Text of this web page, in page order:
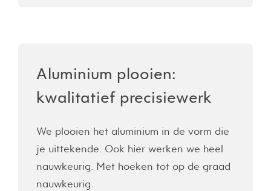
Aluminium plooien:
kwalitatief precisiewerk
We plooien het aluminium in de vorm die
je uittekende. Ook hier werken we heel
nauwkeurig. Met hoeken tot op de graad
nauwkeurig.